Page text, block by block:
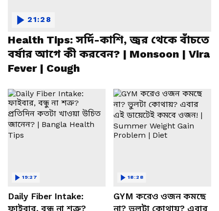
Health Tips: সর্দি-কাশি, জ্বর থেকে বাঁচতে
বর্ষার আগে কী করবেন? | Monsoon | Vira
Fever | Cough
21:28
Daily Fiber Intake:
ফাইবার, বন্ধু না শত্রু?
19:27
GYM করেও ওজন কমছে
না? ভুলটা কোথায়? এবার
18:28